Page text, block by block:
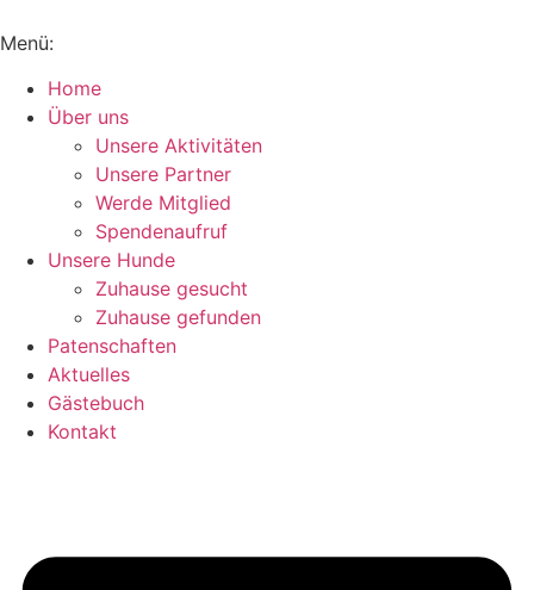
Menü:
Home
Über uns
Unsere Aktivitäten
Unsere Partner
Werde Mitglied
Spendenaufruf
Unsere Hunde
Zuhause gesucht
Zuhause gefunden
Patenschaften
Aktuelles
Gästebuch
Kontakt